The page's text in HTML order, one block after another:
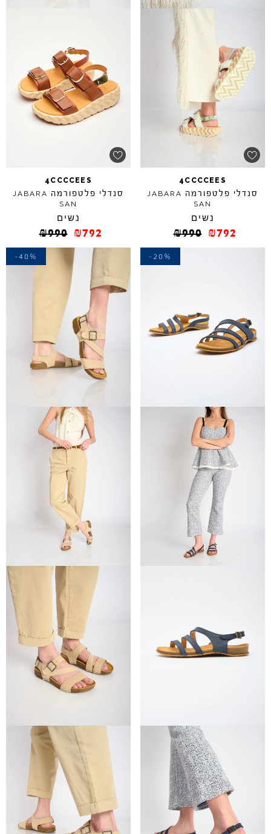
4CCCCEES
סנדלי פלטפורמה JABARA
SAN
נשים
₪990 ₪792
4CCCCEES
סנדלי פלטפורמה JABARA
SAN
נשים
₪990 ₪792
-20%
-40%